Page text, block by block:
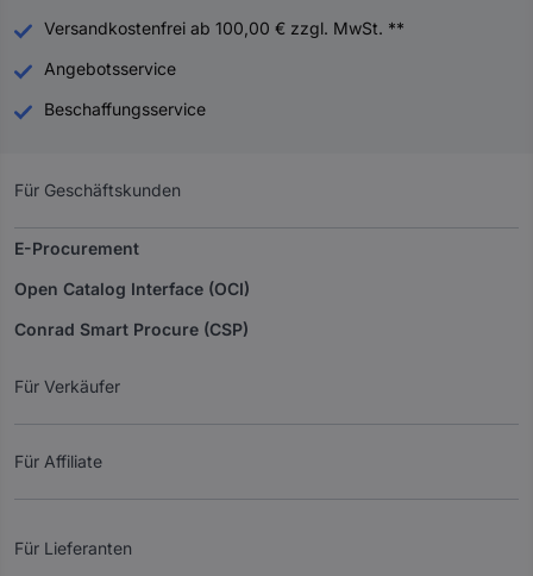
Versandkostenfrei ab 100,00 € zzgl. MwSt. **
Angebotsservice
Beschaffungsservice
Für Geschäftskunden
E-Procurement
Open Catalog Interface (OCI)
Conrad Smart Procure (CSP)
Für Verkäufer
Für Affiliate
Für Lieferanten